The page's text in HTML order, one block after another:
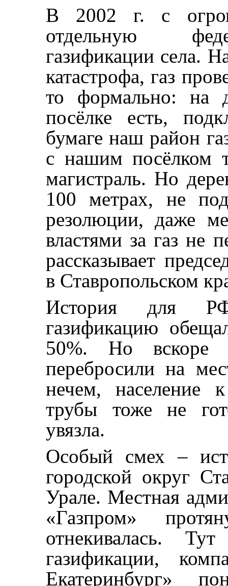
В 2002 г. с
отдельную
газификации села.
катастрофа, газ
то формально: на
посёлке есть,
бумаге наш район
с нашим посёлком
магистраль. Но
100 метрах, не
резолюции, даже
властями за газ не
рассказывает
в Ставропольском
История для
газификацию
50%. Но вскоре
перебросили на
нечем, население
трубы тоже не
увязла.
Особый смех –
городской округ
Урале. Местная
«Газпром»
отнекивалась.
газификации,
Екатеринбург»